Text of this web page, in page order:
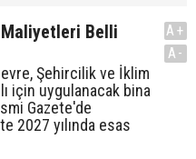
Maliyetleri Belli
Şehircilik ve İklim
için uygulanacak bina
Gazete'de
2027 yılında esas
A+
A-